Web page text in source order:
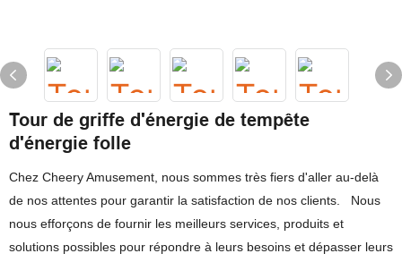
Tour de griffe d'énergie de tempête
d'énergie folle
Chez Cheery Amusement, nous sommes très fiers d'aller au-delà
de nos attentes pour garantir la satisfaction de nos clients. Nous
nous efforçons de fournir les meilleurs services, produits et
solutions possibles pour répondre à leurs besoins et dépasser leurs